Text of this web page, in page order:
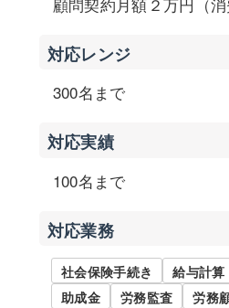
対応レンジ
300名まで
対応実績
100名まで
対応業務
社会保険手続き 給与計算
助成金
労務監査 労務